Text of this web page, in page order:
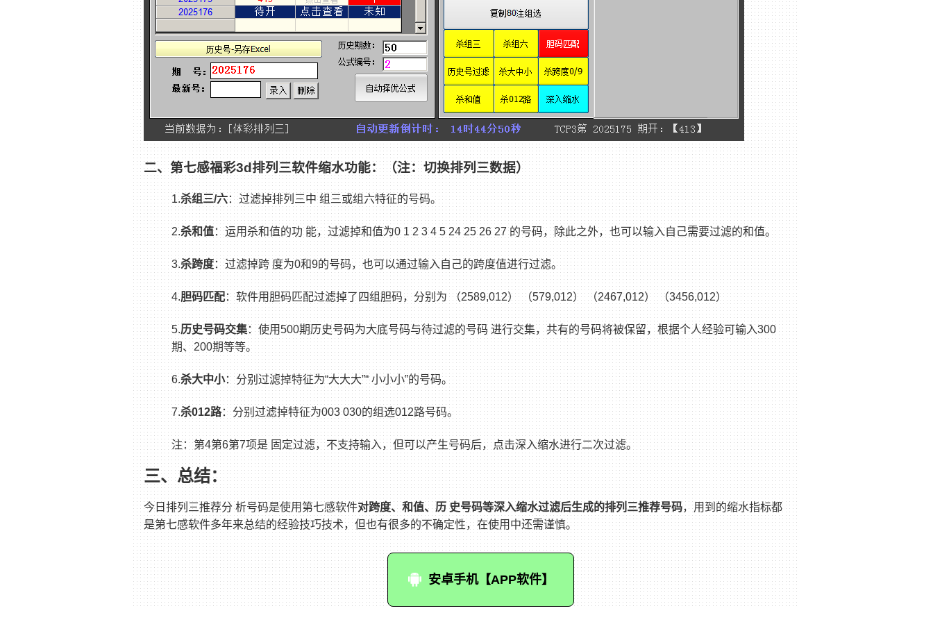
二、第七感福彩3d排列三软件缩水功能：（注：切换排列三数据）
1.杀组三/六：过滤掉排列三中 组三或组六特征的号码。
2.杀和值：运用杀和值的功 能，过滤掉和值为0 1 2 3 4 5 24 25 26 27 的号码，除此之外，也可以输入自己需要过滤的和值。
3.杀跨度：过滤掉跨 度为0和9的号码，也可以通过输入自己的跨度值进行过滤。
4.胆码匹配：软件用胆码匹配过滤掉了四组胆码，分别为 （2589,012） （579,012） （2467,012） （3456,012）
5.历史号码交集：使用500期历史号码为大底号码与待过滤的号码 进行交集，共有的号码将被保留，根据个人经验可输入300
期、200期等等。
6.杀大中小：分别过滤掉特征为“大大大”“ 小小小”的号码。
7.杀012路：分别过滤掉特征为003 030的组选012路号码。
注：第4第6第7项是 固定过滤，不支持输入，但可以产生号码后，点击深入缩水进行二次过滤。
三、总结：
今日排列三推荐分 析号码是使用第七感软件对跨度、和值、历 史号码等深入缩水过滤后生成的排列三推荐号码，用到的缩水指标都
是第七感软件多年来总结的经验技巧技术，但也有很多的不确定性，在使用中还需谨慎。
安卓手机【APP软件】